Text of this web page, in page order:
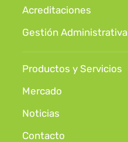
Acreditaciones
Gestión Administrativa
Productos y Servicios
Mercado
Noticias
Contacto